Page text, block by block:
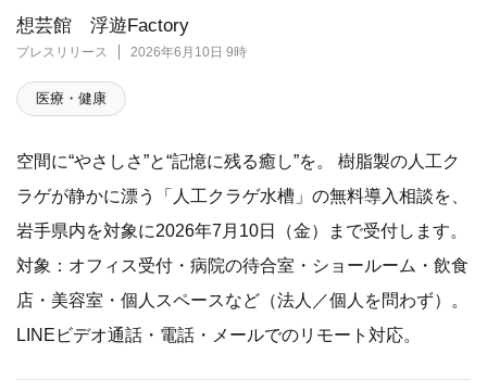
想芸館 浮遊Factory
プレスリリース 2026年6月10日 9時
医療・健康
空間に“やさしさ”と“記憶に残る癒し”を。 樹脂製の人工ク
ラゲが静かに漂う「人工クラゲ水槽」の無料導入相談を、
岩手県内を対象に2026年7月10日（金）まで受付します。
対象：オフィス受付・病院の待合室・ショールーム・飲食
店・美容室・個人スペースなど（法人／個人を問わず）。
LINEビデオ通話・電話・メールでのリモート対応。